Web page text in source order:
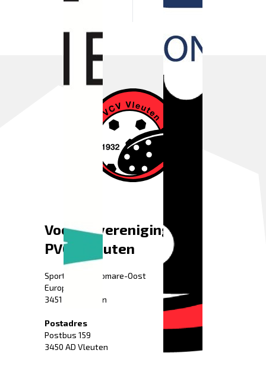
Voetbalvereniging
PVCV Vleuten
Sportpark Fletiomare-Oost
Europaweg 52
3451 HG Vleuten
Postadres
Postbus 159
3450 AD Vleuten